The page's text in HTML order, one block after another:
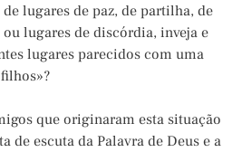
lugares de paz, de partilha, de
lugares de discórdia, inveja e
lugares parecidos com uma
que originaram esta situação
de escuta da Palavra de Deus e a